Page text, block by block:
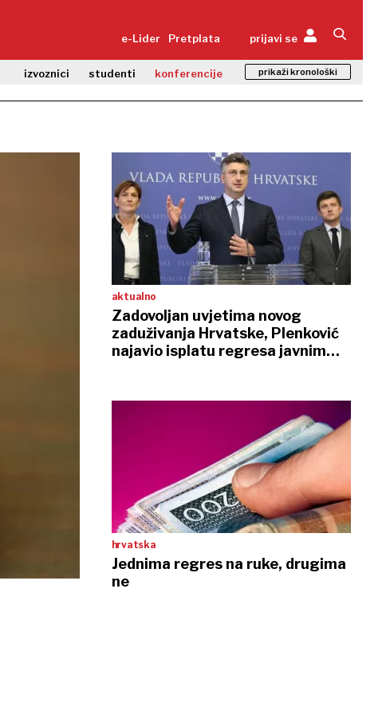
e-Lider Pretplata prijavi se
izvoznici studenti konferencije prikaži kronološki
aktualno
Zadovoljan uvjetima novog
zaduživanja Hrvatske, Plenković
najavio isplatu regresa javnim
hrvatska
Jednima regres na ruke, drugima
ne